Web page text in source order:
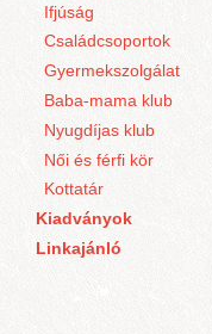
Ifjúság
Családcsoportok
Gyermekszolgálat
Baba-mama klub
Nyugdíjas klub
Női és férfi kör
Kottatár
Kiadványok
Linkajánló